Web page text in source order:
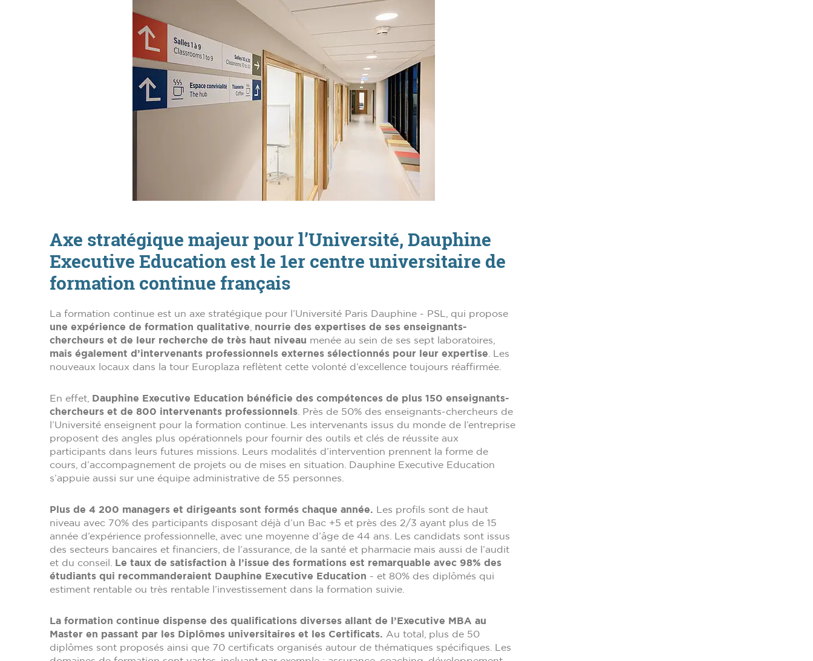
Axe stratégique majeur pour l’Université, Dauphine
Executive Education est le 1er centre universitaire de
formation continue français
La formation continue est un axe stratégique pour l’Université Paris Dauphine - PSL, qui propose
une expérience de formation qualitative
nourrie des expertises de ses enseignants-
chercheurs et de leur recherche de très haut niveau menée au sein de ses sept laboratoires,
mais également d’intervenants professionnels externes sélectionnés pour leur expertise . Les
nouveaux locaux dans la tour Europlaza reflètent cette volonté d’excellence toujours réaffirmée.
En effet,
Dauphine Executive Education bénéficie des compétences de plus 150 enseignants-
chercheurs et de 800 intervenants professionnels . Près de 50% des enseignants-chercheurs de
l’Université enseignent pour la formation continue. Les intervenants issus du monde de l’entreprise
proposent des angles plus opérationnels pour fournir des outils et clés de réussite aux
participants dans leurs futures missions. Leurs modalités d’intervention prennent la forme de
cours, d’accompagnement de projets ou de mises en situation. Dauphine Executive Education
s’appuie aussi sur une équipe administrative de 55 personnes.
Plus de 4 200 managers et dirigeants sont formés chaque année. Les profils sont de haut
niveau avec 70% des participants disposant déjà d’un Bac +5 et près des 2/3 ayant plus de 15
année d’expérience professionnelle, avec une moyenne d’âge de 44 ans. Les candidats sont issus
des secteurs bancaires et financiers, de l’assurance, de la santé et pharmacie mais aussi de l’audit
et du conseil.
Le taux de satisfaction à l’issue des formations est remarquable avec 98% des
étudiants qui recommanderaient Dauphine Executive Education - et 80% des diplômés qui
estiment rentable ou très rentable l’investissement dans la formation suivie.
La formation continue dispense des qualifications diverses allant de l’Executive MBA au
Master en passant par les Diplômes universitaires et les Certificats. Au total, plus de 50
diplômes sont proposés ainsi que 70 certificats organisés autour de thématiques spécifiques. Les